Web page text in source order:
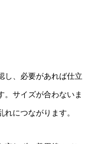
し、必要があれば仕立
。サイズが合わないま
につながります。